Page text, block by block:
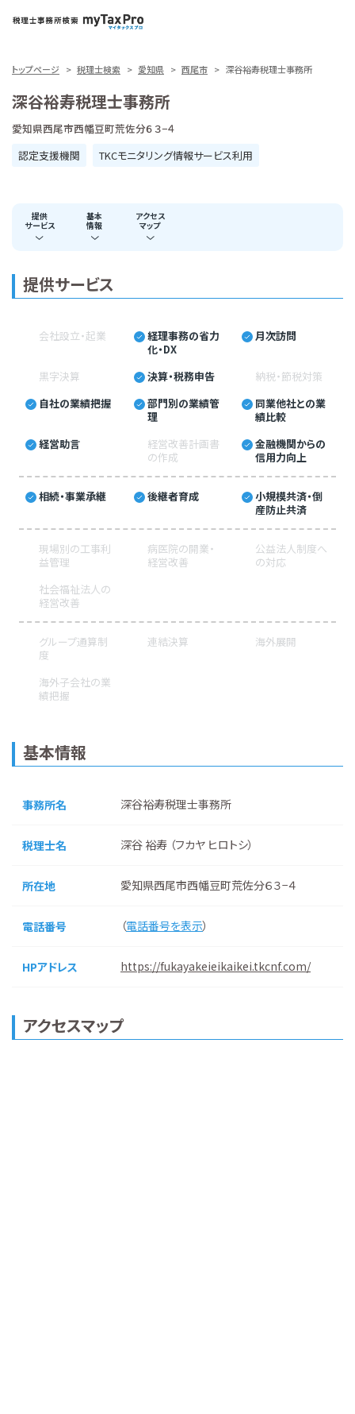
トップページ 税理士検索 愛知県 西尾市 深谷裕寿税理士事務所
深谷裕寿税理士事務所
愛知県西尾市西幡豆町荒佐分６３−４
認定支援機関
TKCモニタリング情報サービス利用
提供
サービス
基本
情報
アクセス
マップ
提供サービス
会社設立・起業
経理事務の省力
化・DX
月次訪問
黒字決算 決算・税務申告
納税・節税対策
自社の業績把握
部門別の業績管
理
同業他社との業
績比較
経営助言
経営改善計画書
の作成
金融機関からの
信用力向上
相続・事業承継 後継者育成
小規模共済・倒
産防止共済
現場別の工事利
益管理
病医院の開業・
経営改善
公益法人制度へ
の対応
社会福祉法人の
経営改善
グループ通算制
度
連結決算 海外展開
海外子会社の業
績把握
基本情報
事務所名 深谷裕寿税理士事務所
税理士名 深谷 裕寿 （フカヤ ヒロトシ）
所在地 愛知県西尾市西幡豆町荒佐分６３−４
電話番号 （電話番号を表示）
HPアドレス https://fukayakeieikaikei.tkcnf.com/
アクセスマップ